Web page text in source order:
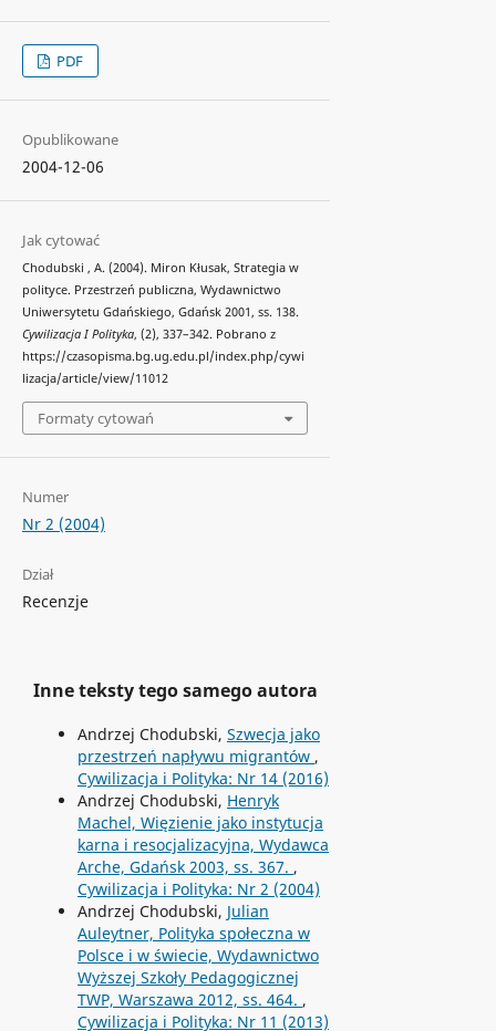
PDF
Opublikowane
2004-12-06
Jak cytować
Chodubski , A. (2004). Miron Kłusak, Strategia w
polityce. Przestrzeń publiczna, Wydawnictwo
Uniwersytetu Gdańskiego, Gdańsk 2001, ss. 138.
Cywilizacja I Polityka, (2), 337–342. Pobrano z
https://czasopisma.bg.ug.edu.pl/index.php/cywi
lizacja/article/view/11012
Formaty cytowań
Numer
Nr 2 (2004)
Dział
Recenzje
Inne teksty tego samego autora
Andrzej Chodubski, Szwecja jako
przestrzeń napływu migrantów ,
Cywilizacja i Polityka: Nr 14 (2016)
Andrzej Chodubski, Henryk
Machel, Więzienie jako instytucja
karna i resocjalizacyjna, Wydawca
Arche, Gdańsk 2003, ss. 367. ,
Cywilizacja i Polityka: Nr 2 (2004)
Andrzej Chodubski, Julian
Auleytner, Polityka społeczna w
Polsce i w świecie, Wydawnictwo
Wyższej Szkoły Pedagogicznej
TWP, Warszawa 2012, ss. 464. ,
Cywilizacja i Polityka: Nr 11 (2013)